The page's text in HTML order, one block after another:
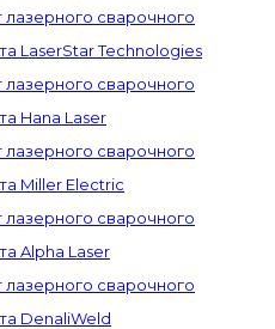
лазерного сварочного
LaserStar Technologies
лазерного сварочного
Hana Laser
лазерного сварочного
Miller Electric
лазерного сварочного
Alpha Laser
лазерного сварочного
DenaliWeld